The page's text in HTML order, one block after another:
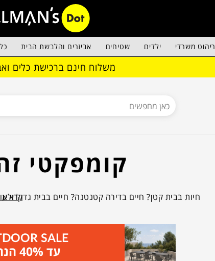
ריהוט משרדי ילדים שטיחים אביזרים והלבשת הבית
משלוח חינם ברכישת כלים
קומפקטי
חיות בבית קטן? חיים בדירה קטנטנה? חיים בבית גדולקרא
SALE
עד 40% הנחה!